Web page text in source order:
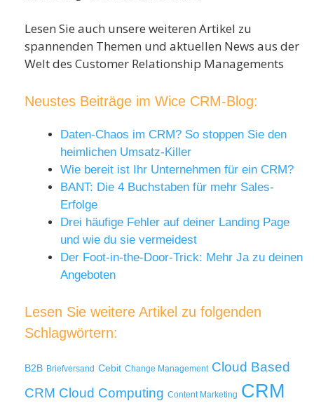
Lesen Sie auch unsere weiteren Artikel zu
spannenden Themen und aktuellen News aus der
Welt des Customer Relationship Managements
Neustes Beiträge im Wice CRM-Blog:
Daten-Chaos im CRM? So stoppen Sie den
heimlichen Umsatz-Killer
Wie bereit ist Ihr Unternehmen für ein CRM?
BANT: Die 4 Buchstaben für mehr Sales-
Erfolge
Drei häufige Fehler auf deiner Landing Page
und wie du sie vermeidest
Der Foot-in-the-Door-Trick: Mehr Ja zu deinen
Angeboten
Lesen Sie weitere Artikel zu folgenden
Schlagwörtern:
B2B Briefversand Cebit Change Management Cloud Based
CRM Cloud Computing Content Marketing CRM